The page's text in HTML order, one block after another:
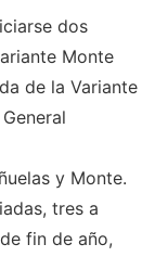
dos
Monte
de la Variante
y Monte.
tres a
fin de año,